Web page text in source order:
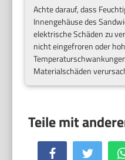
Achte darauf, dass
Innengehäuse des
elektrische Schäden zu
nicht eingefroren oder
Materialschäden
Facebook Twitter